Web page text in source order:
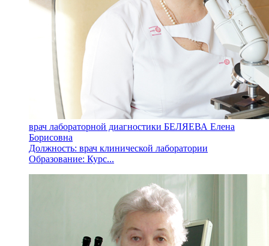
врач лабораторной диагностики БЕЛЯЕВА Елена
Борисовна
Должность: врач клинической лаборатории
Образование: Курс...